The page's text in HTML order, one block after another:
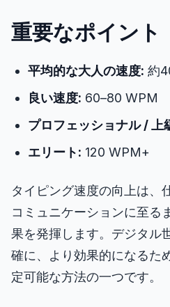
重要なポイント
平均的な大人の速度: 約
良い速度: 60–80 WPM
プロフェッショナル / 上
エリート: 120 WPM+
タイピング速度の向上は、
コミュニケーションに至る
果を発揮します。デジタル
確に、より効果的になるた
定可能な方法の一つです。